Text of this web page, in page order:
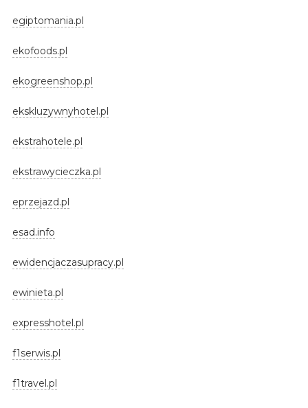
egiptomania.pl
ekofoods.pl
ekogreenshop.pl
ekskluzywnyhotel.pl
ekstrahotele.pl
ekstrawycieczka.pl
eprzejazd.pl
esad.info
ewidencjaczasupracy.pl
ewinieta.pl
expresshotel.pl
f1serwis.pl
f1travel.pl